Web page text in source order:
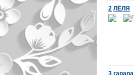
2 ЛЁЛЯ
3 rapana